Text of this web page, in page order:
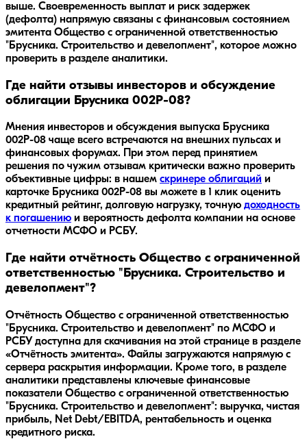
выше. Своевременность выплат и риск задержек
(дефолта) напрямую связаны с финансовым состоянием
эмитента Общество с ограниченной ответственностью
"Брусника. Строительство и девелопмент", которое можно
проверить в разделе аналитики.
Где найти отзывы инвесторов и обсуждение
облигации Брусника 002Р-08?
Мнения инвесторов и обсуждения выпуска Брусника
002Р-08 чаще всего встречаются на внешних пульсах и
финансовых форумах. При этом перед принятием
решения по чужим отзывам критически важно проверить
объективные цифры: в нашем скринере облигаций и
карточке Брусника 002Р-08 вы можете в 1 клик оценить
кредитный рейтинг, долговую нагрузку, точную доходность
к погашению и вероятность дефолта компании на основе
отчетности МСФО и РСБУ.
Где найти отчётность Общество с ограниченной
ответственностью "Брусника. Строительство и
девелопмент"?
Отчётность Общество с ограниченной ответственностью
"Брусника. Строительство и девелопмент" по МСФО и
РСБУ доступна для скачивания на этой странице в разделе
«Отчётность эмитента». Файлы загружаются напрямую с
сервера раскрытия информации. Кроме того, в разделе
аналитики представлены ключевые финансовые
показатели Общество с ограниченной ответственностью
"Брусника. Строительство и девелопмент": выручка, чистая
прибыль, Net Debt/EBITDA, рентабельность и оценка
кредитного риска.